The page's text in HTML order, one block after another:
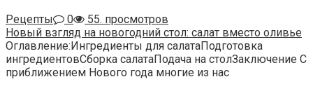
Рецепты
0
55. просмотров
Новый взгляд на новогодний стол: салат вместо оливье
Оглавление:Ингредиенты для салатаПодготовка
ингредиентовСборка салатаПодача на столЗаключение С
приближением Нового года многие из нас